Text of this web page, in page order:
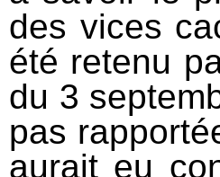
des vices
été retenu
du 3
pas
aurait eu